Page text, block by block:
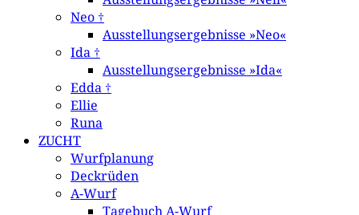
Neo †
Ausstellungsergebnisse »Neo«
Ida †
Ausstellungsergebnisse »Ida«
Edda †
Ellie
Runa
ZUCHT
Wurfplanung
Deckrüden
A-Wurf
Tagebuch A-Wurf